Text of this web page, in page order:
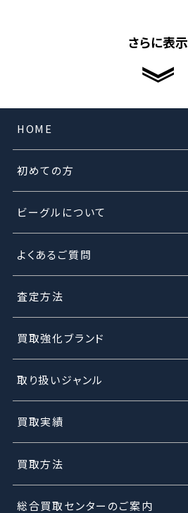
さらに表示
HOME
初めての方
ビーグルについて
よくあるご質問
査定方法
買取強化ブランド
取り扱いジャンル
買取実績
買取方法
総合買取センターのご案内